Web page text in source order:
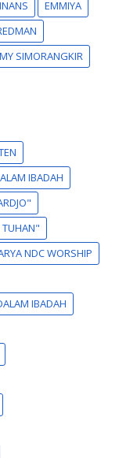
EMMIYA
SIMORANGKIR
IBADAH
TUHAN"
NDC WORSHIP
IBADAH